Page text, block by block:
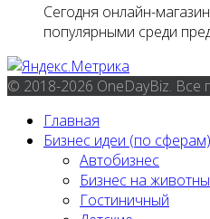
Сегодня онлайн-
популярными среди
© 2018-2026 OneDayBiz. Все
Главная
Бизнес идеи (по сферам)
Автобизнес
Бизнес на
Гостиничный